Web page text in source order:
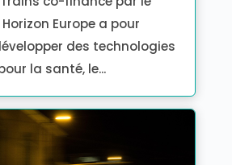
Europe a pour
des technologies
la santé, le...